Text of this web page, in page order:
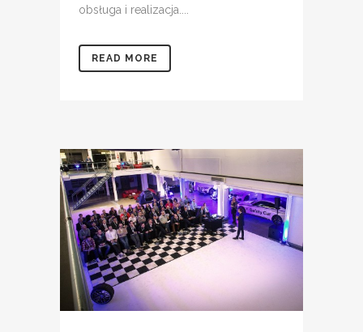
obsługa i realizacja....
READ MORE